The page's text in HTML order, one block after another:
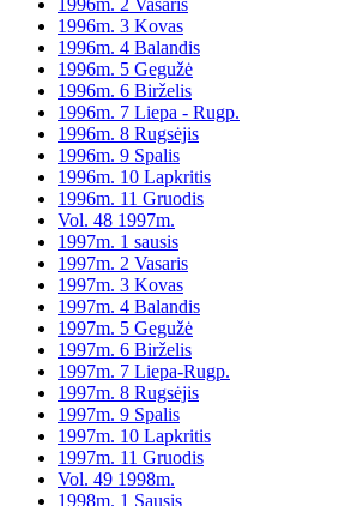
1996m. 2 Vasaris
1996m. 3 Kovas
1996m. 4 Balandis
1996m. 5 Gegužė
1996m. 6 Birželis
1996m. 7 Liepa - Rugp.
1996m. 8 Rugsėjis
1996m. 9 Spalis
1996m. 10 Lapkritis
1996m. 11 Gruodis
Vol. 48 1997m.
1997m. 1 sausis
1997m. 2 Vasaris
1997m. 3 Kovas
1997m. 4 Balandis
1997m. 5 Gegužė
1997m. 6 Birželis
1997m. 7 Liepa-Rugp.
1997m. 8 Rugsėjis
1997m. 9 Spalis
1997m. 10 Lapkritis
1997m. 11 Gruodis
Vol. 49 1998m.
1998m. 1 Sausis